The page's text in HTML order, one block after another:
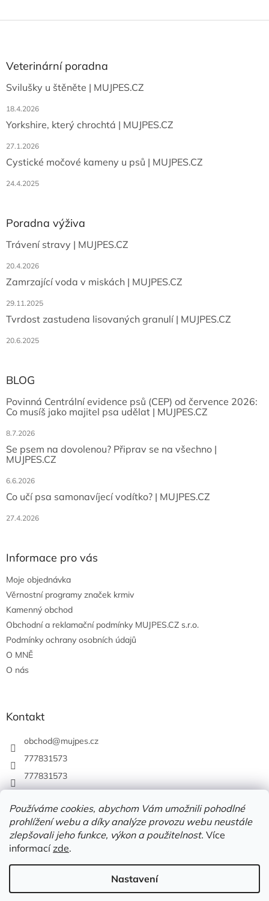
Používáme cookies, abychom Vám umožnili pohodlné
prohlížení webu a díky analýze provozu webu neustále
zlepšovali jeho funkce, výkon a použitelnost. Více
informacízde.
Nastavení
aVeterinární poradna
Svilušky u štěněte | MUJPES.CZ
18.4.2026
Yorkshire, který chrochtá | MUJPES.CZ
27.1.2026
Cystické močové kameny u psů | MUJPES.CZ
24.4.2025
Poradna výživa
Trávení stravy | MUJPES.CZ
20.4.2026
Zamrzající voda v miskách | MUJPES.CZ
29.11.2025
Tvrdost zastudena lisovaných granulí | MUJPES.CZ
20.6.2025
BLOG
Povinná Centrální evidence psů (CEP) od července 2026:
Co musíš jako majitel psa udělat | MUJPES.CZ
8.7.2026
Se psem na dovolenou? Připrav se na všechno |
MUJPES.CZ
6.6.2026
Co učí psa samonavíjecí vodítko? | MUJPES.CZ
27.4.2026
Informace pro vás
Moje objednávka
Věrnostní programy značek krmiv
Kamenný obchod
Obchodní a reklamační podmínky MUJPES.CZ s.r.o.
Podmínky ochrany osobních údajů
O MNĚ
O nás
Kontakt
obchod@mujpes.cz
777831573
777831573
Vytvořil Shoptet